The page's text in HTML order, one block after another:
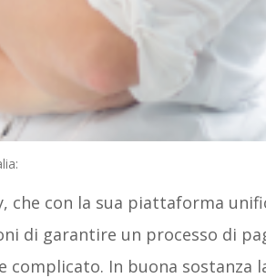
che con la sua piattaforma
di garantire un processo di
complicato. In buona sostanza